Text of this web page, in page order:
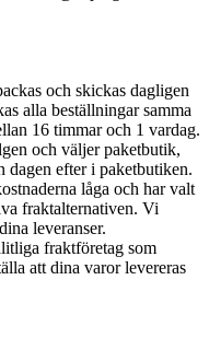
och skickas dagligen
alla beställningar samma
16 timmar och 1 vardag.
och väljer paketbutik,
dagen efter i paketbutiken.
låga och har valt
fraktalternativen. Vi
leveranser.
fraktföretag som
att dina varor levereras